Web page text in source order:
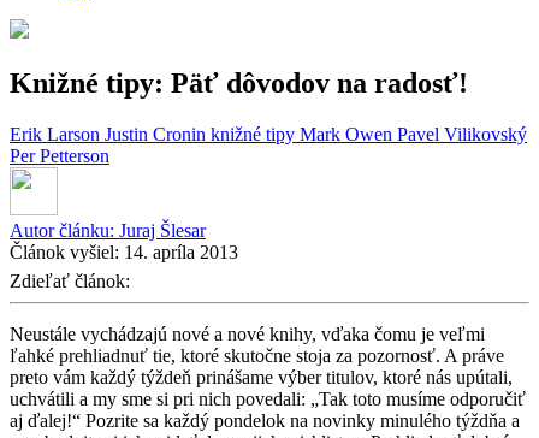
Knižné tipy: Päť dôvodov na radosť!
Erik Larson Justin Cronin knižné tipy Mark Owen Pavel Vilikovský
Per Petterson
Autor článku: Juraj Šlesar
Článok vyšiel: 14. apríla 2013
Zdieľať článok:
Neustále vychádzajú nové a nové knihy, vďaka čomu je veľmi
ľahké prehliadnuť tie, ktoré skutočne stoja za pozornosť. A práve
preto vám každý týždeň prinášame výber titulov, ktoré nás upútali,
uchvátili a my sme si pri nich povedali: „Tak toto musíme odporučiť
aj ďalej!“ Pozrite sa každý pondelok na novinky minulého týždňa a